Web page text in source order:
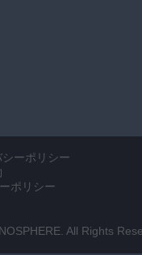
ーポリシー
ポリシー
All Rights